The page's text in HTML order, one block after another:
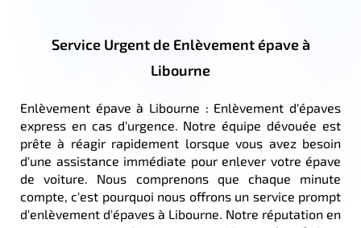
Service Urgent de Enlèvement épave à
Libourne
Enlèvement épave à Libourne : Enlèvement d'épaves
express en cas d'urgence. Notre équipe dévouée est
prête à réagir rapidement lorsque vous avez besoin
d'une assistance immédiate pour enlever votre épave
de voiture. Nous comprenons que chaque minute
compte, c'est pourquoi nous offrons un service prompt
d'enlèvement d'épaves à Libourne. Notre réputation en